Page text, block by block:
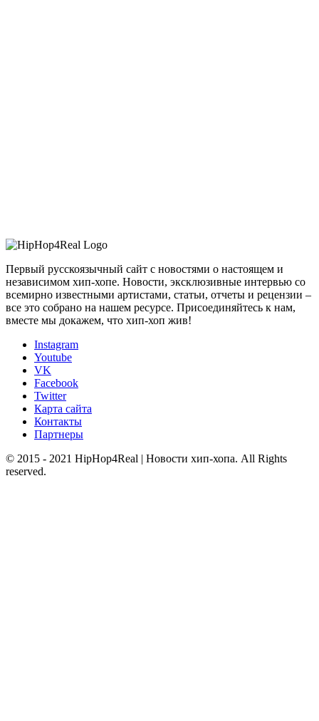
Первый русскоязычный сайт с новостями о настоящем и
независимом хип-хопе. Новости, эксклюзивные интервью со
всемирно известными артистами, статьи, отчеты и рецензии –
все это собрано на нашем ресурсе. Присоединяйтесь к нам,
вместе мы докажем, что хип-хоп жив!
Instagram
Youtube
VK
Facebook
Twitter
Карта сайта
Контакты
Партнеры
© 2015 - 2021 HipHop4Real | Новости хип-хопа. All Rights
reserved.